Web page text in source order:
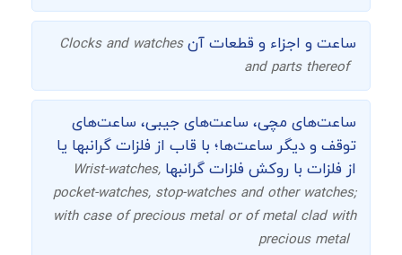
ساعت و اجزاء و قطعات آنClocks and watches
and parts thereof
ساعت‌های مچی، ساعت‌های جیبی، ساعت‌های
توقف و دیگر ساعت‌ها؛ با قاب از فلزات گرانبها یا
از فلزات با روکش فلزات گرانبها Wrist-watches,
pocket-watches, stop-watches and other watches;
with case of precious metal or of metal clad with
precious metal